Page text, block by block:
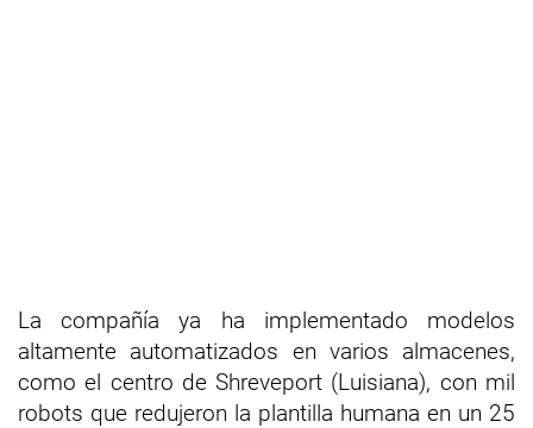
La compañía ya ha implementado modelos
altamente automatizados en varios almacenes,
como el centro de Shreveport (Luisiana), con mil
robots que redujeron la plantilla humana en un 25